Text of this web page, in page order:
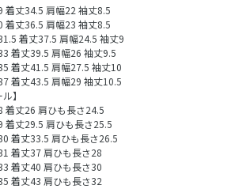
着丈34.5 肩幅22 袖丈8.5
着丈36.5 肩幅23 袖丈8.5
着丈37.5 肩幅24.5 袖丈9
着丈39.5 肩幅26 袖丈9.5
着丈41.5 肩幅27.5 袖丈10
着丈43.5 肩幅29 袖丈10.5
】
着丈26 肩ひも長さ24.5
着丈29.5 肩ひも長さ25.5
着丈33.5 肩ひも長さ26.5
着丈37 肩ひも長さ28
着丈40 肩ひも長さ30
着丈43 肩ひも長さ32